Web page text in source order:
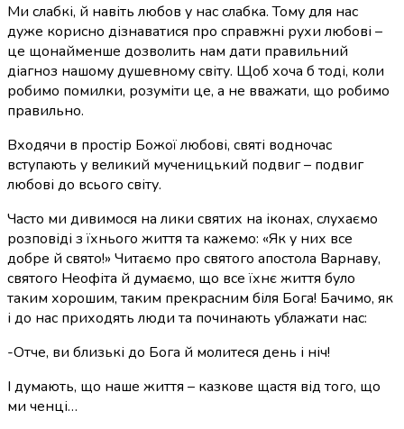
Ми слабкі, й навіть любов у нас слабка. Тому для нас
дуже корисно дізнаватися про справжні рухи любові –
це щонайменше дозволить нам дати правильний
діагноз нашому душевному світу. Щоб хоча б тоді, коли
робимо помилки, розуміти це, а не вважати, що робимо
правильно.
Входячи в простір Божої любові, святі водночас
вступають у великий мученицький подвиг – подвиг
любові до всього світу.
Часто ми дивимося на лики святих на іконах, слухаємо
розповіді з їхнього життя та кажемо: «Як у них все
добре й свято!» Читаємо про святого апостола Варнаву,
святого Неофіта й думаємо, що все їхнє життя було
таким хорошим, таким прекрасним біля Бога! Бачимо, як
і до нас приходять люди та починають ублажати нас:
-Отче, ви близькі до Бога й молитеся день і ніч!
І думають, що наше життя – казкове щастя від того, що
ми ченці…